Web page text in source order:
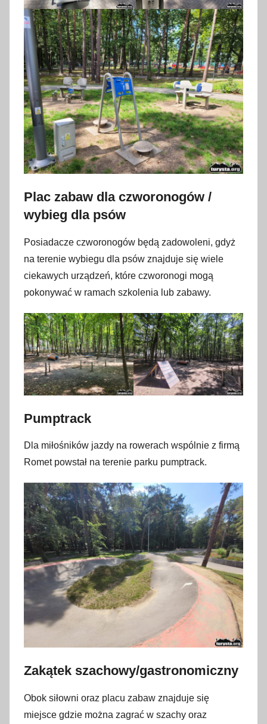
Plac zabaw dla czworonogów /
wybieg dla psów
Posiadacze czworonogów będą zadowoleni, gdyż
na terenie wybiegu dla psów znajduje się wiele
ciekawych urządzeń, które czworonogi mogą
pokonywać w ramach szkolenia lub zabawy.
Pumptrack
Dla miłośników jazdy na rowerach wspólnie z firmą
Romet powstał na terenie parku pumptrack.
Zakątek szachowy/gastronomiczny
Obok siłowni oraz placu zabaw znajduje się
miejsce gdzie można zagrać w szachy oraz